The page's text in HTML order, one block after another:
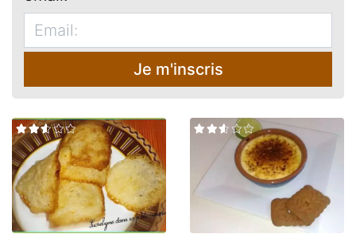
Je m'inscris